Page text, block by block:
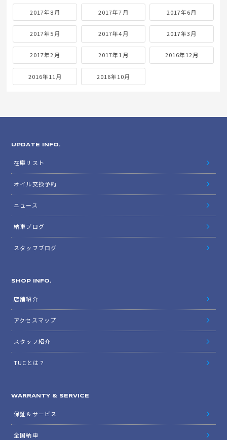
2017年8月 2017年7月 2017年6月
2017年5月 2017年4月 2017年3月
2017年2月 2017年1月 2016年12月
2016年11月 2016年10月
UPDATE INFO.
在庫リスト
オイル交換予約
ニュース
納車ブログ
スタッフブログ
SHOP INFO.
店舗紹介
アクセスマップ
スタッフ紹介
TUCとは？
WARRANTY & SERVICE
保証＆サービス
全国納車